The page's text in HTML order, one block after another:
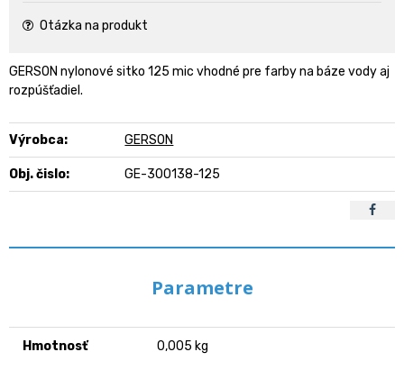
Otázka na produkt
GERSON nylonové sitko 125 mic vhodné pre farby na báze vody aj
rozpúšťadiel.
Výrobca: GERSON
Obj. čislo: GE-300138-125
Parametre
Hmotnosť 0,005 kg